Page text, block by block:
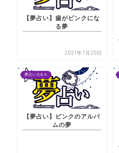
【夢占い】歯がピンクにな
る夢
2021年7月20日
夢占いＱ＆Ａ
【夢占い】ピンクのアルバ
ムの夢